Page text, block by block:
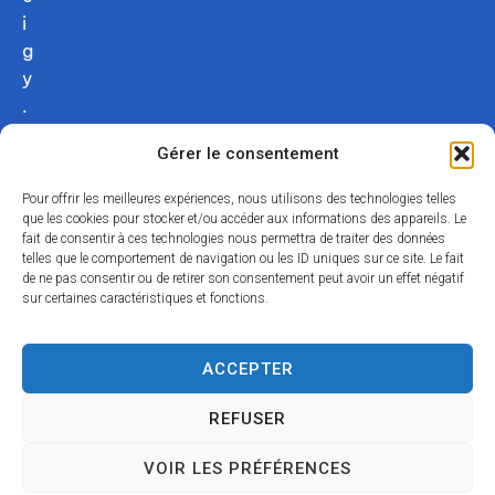
Gérer le consentement
Pour offrir les meilleures expériences, nous utilisons des technologies telles
que les cookies pour stocker et/ou accéder aux informations des appareils. Le
fait de consentir à ces technologies nous permettra de traiter des données
telles que le comportement de navigation ou les ID uniques sur ce site. Le fait
de ne pas consentir ou de retirer son consentement peut avoir un effet négatif
sur certaines caractéristiques et fonctions.
ACCEPTER
REFUSER
VOIR LES PRÉFÉRENCES
i
g
y
.
m
02
54
75
12
contacter
ConfidDonnées
Plan © 2024